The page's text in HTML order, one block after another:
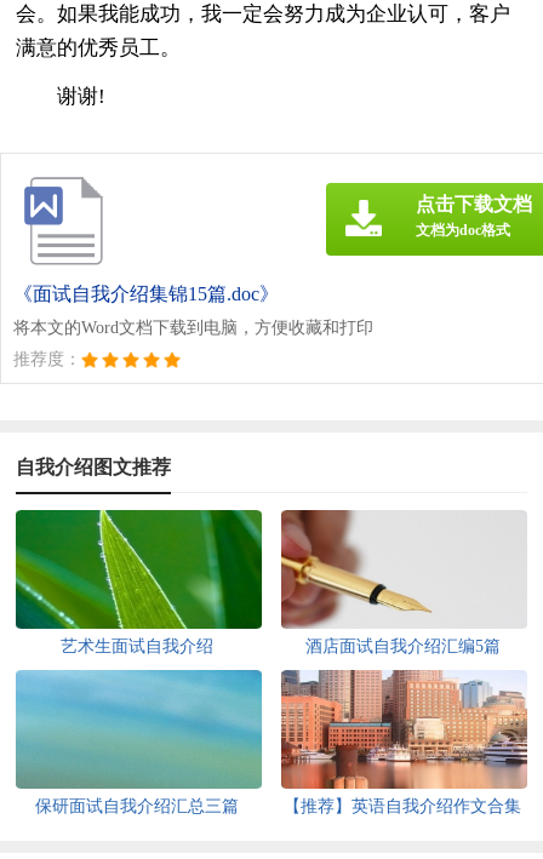
会。如果我能成功，我一定会努力成为企业认可，客户
满意的优秀员工。
谢谢!
《面试自我介绍集锦15篇.doc》
将本文的Word文档下载到电脑，方便收藏和打印
推荐度：
点击下载文档
文档为doc格式
自我介绍图文推荐
艺术生面试自我介绍 酒店面试自我介绍汇编5篇
保研面试自我介绍汇总三篇
【推荐】英语自我介绍作文合集